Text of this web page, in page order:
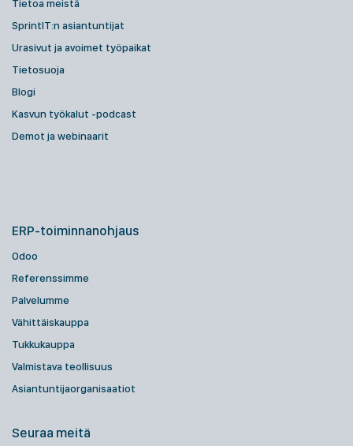
Tietoa meistä
SprintIT:n asiantuntijat
Urasivut ja avoimet työpaikat
Tietosuoja
Blogi
Kasvun työkalut -podcast
Demot ja webinaarit
ERP-toiminnanohjaus
Odoo
Referenssimme
Palvelumme
Vähittäiskauppa
Tukkukauppa
Valmistava teollisuus
Asiantuntijaorganisaatiot
Seuraa meitä